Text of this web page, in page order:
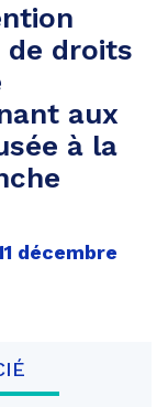
de droits
aux
à la
décembre